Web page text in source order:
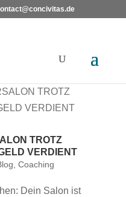
TROTZ
VERDIENT
Coaching
Dein Salon ist